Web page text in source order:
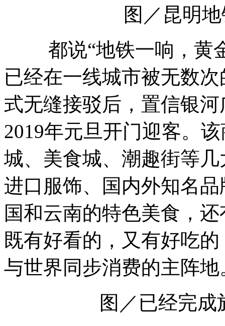
图／昆明
都说“地铁一响，黄金
已经在一线城市被无数
式无缝接驳后，置信银
2019年元旦开门迎客。
城、美食城、潮趣街等
进口服饰、国内外知名
国和云南的特色美食，
既有好看的，又有好吃
与世界同步消费的主阵地
图／已经完